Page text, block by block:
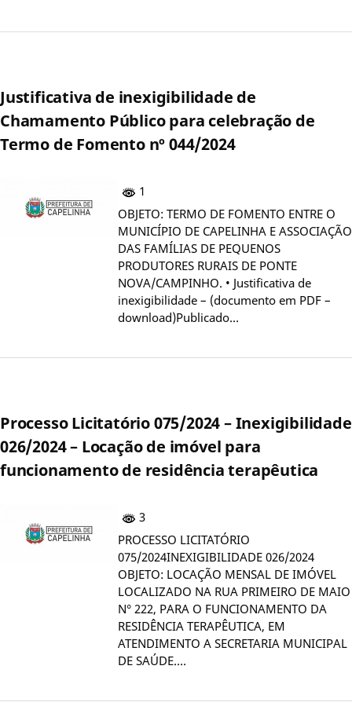
Justificativa de inexigibilidade de
Chamamento Público para celebração de
Termo de Fomento nº 044/2024
1
OBJETO: TERMO DE FOMENTO ENTRE O
MUNICÍPIO DE CAPELINHA E ASSOCIAÇÃO
DAS FAMÍLIAS DE PEQUENOS
PRODUTORES RURAIS DE PONTE
NOVA/CAMPINHO. • Justificativa de
inexigibilidade – (documento em PDF –
download)Publicado…
Processo Licitatório 075/2024 – Inexigibilidade
026/2024 – Locação de imóvel para
funcionamento de residência terapêutica
3
PROCESSO LICITATÓRIO
075/2024INEXIGIBILIDADE 026/2024
OBJETO: LOCAÇÃO MENSAL DE IMÓVEL
LOCALIZADO NA RUA PRIMEIRO DE MAIO
N° 222, PARA O FUNCIONAMENTO DA
RESIDÊNCIA TERAPÊUTICA, EM
ATENDIMENTO A SECRETARIA MUNICIPAL
DE SAÚDE.…